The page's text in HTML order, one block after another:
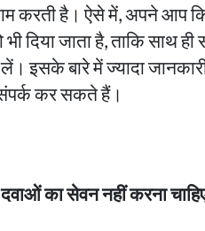
करती है। ऐसे में, अपने
दिया जाता है, ताकि साथ
इसके बारे में ज्यादा
संपर्क कर सकते हैं।
का सेवन नहीं करना